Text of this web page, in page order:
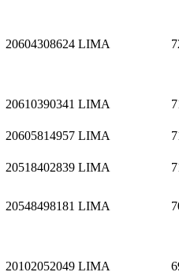
20604308624 LIMA
20610390341 LIMA
20605814957 LIMA
20518402839 LIMA
20548498181 LIMA
20102052049 LIMA